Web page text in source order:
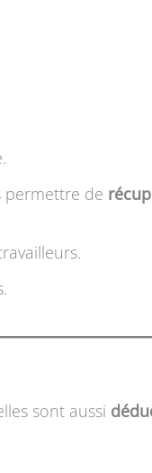
permettre de
sont aussi